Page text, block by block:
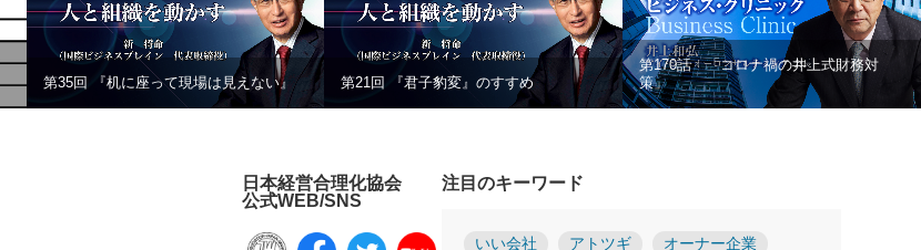
第35回 『机に座って現場は見えない』 第21回 『君子豹変』のすすめ
第170話 「コロナ禍の井上式財務対
策」
注目のキーワード
いい会社 アトツギ オーナー企業
日本経営合理化協会
公式WEB/SNS